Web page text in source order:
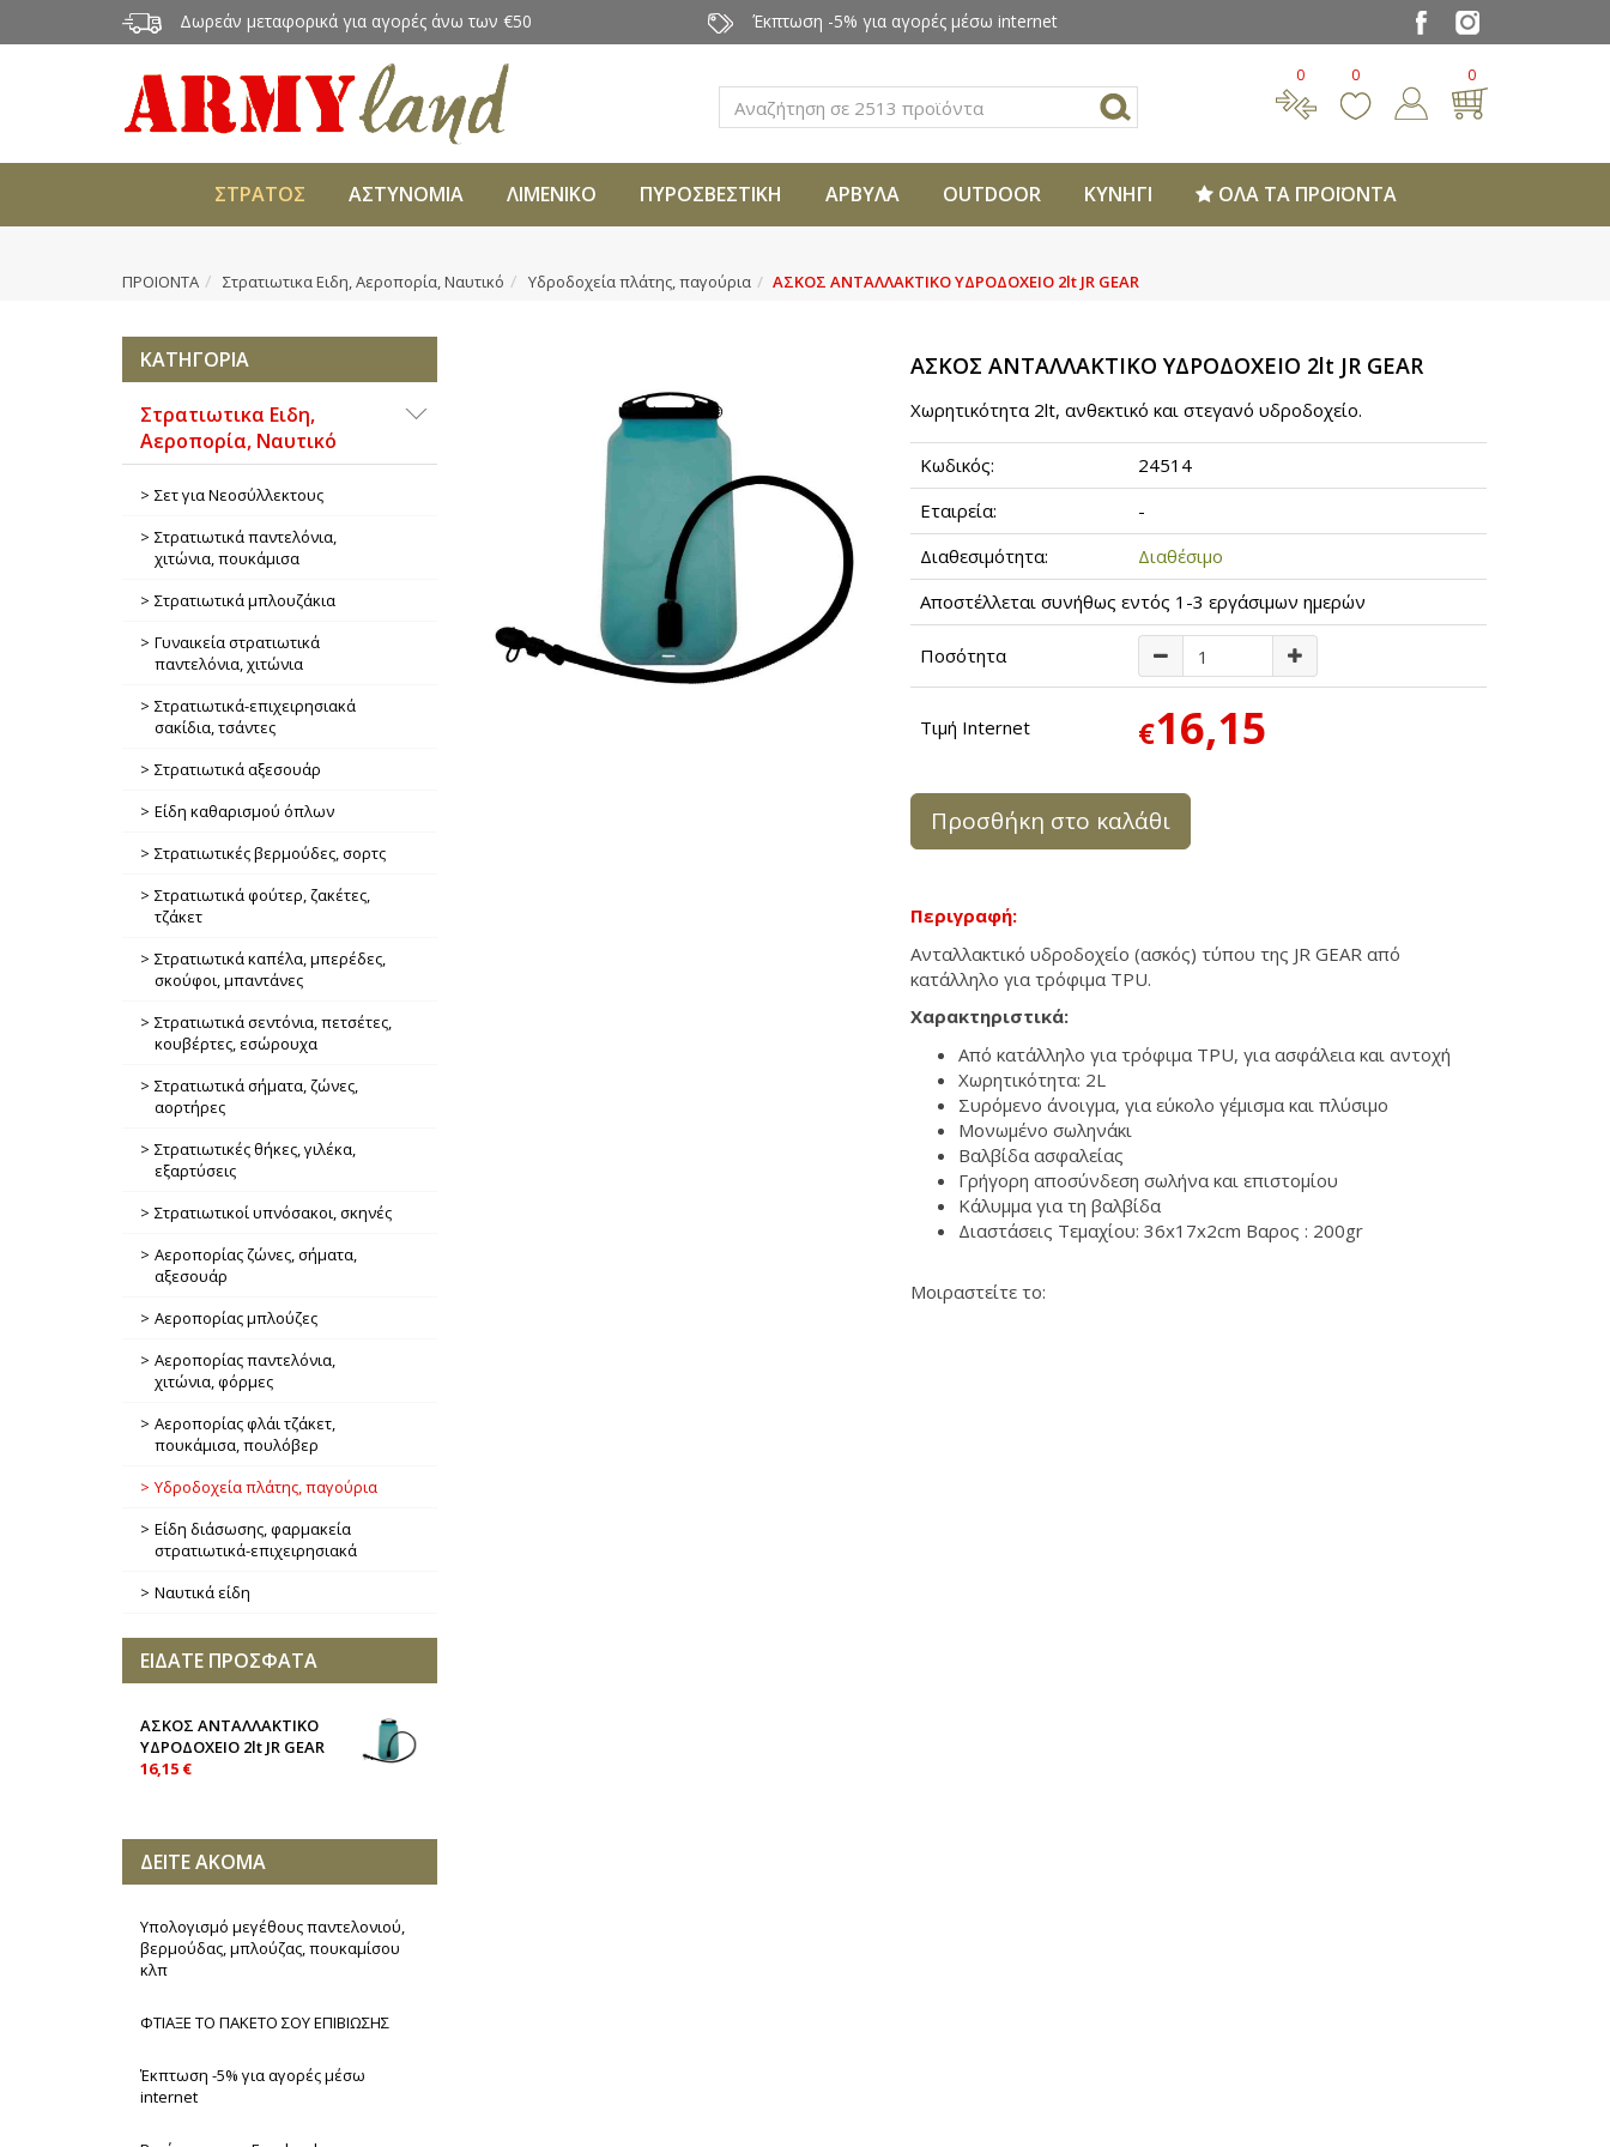
Δωρεάν μεταφορικά για αγορές άνω των €50 Έκπτωση -5% για αγορές μέσω internet
Αναζήτηση
0 0 0
ΣΤΡΑΤΟΣ ΑΣΤΥΝΟΜΙΑ ΛΙΜΕΝΙΚΟ ΠΥΡΟΣΒΕΣΤΙΚΗ ΑΡΒΥΛΑ OUTDOOR ΚΥΝΗΓΙ ΟΛΑ ΤΑ ΠΡΟΪΟΝΤΑ
ΠΡΟΙΟΝΤΑ Στρατιωτικα Ειδη, Αεροπορία, Ναυτικό Υδροδοχεία πλάτης, παγούρια ΑΣΚΟΣ ΑΝΤΑΛΛΑΚΤΙΚΟ ΥΔΡΟΔΟΧΕΙΟ 2lt JR GEAR
ΚΑΤΗΓΟΡΙΑ
Στρατιωτικα Ειδη,
Αεροπορία, Ναυτικό
Σετ για Νεοσύλλεκτους
Στρατιωτικά παντελόνια,
χιτώνια, πουκάμισα
Στρατιωτικά μπλουζάκια
Γυναικεία στρατιωτικά
παντελόνια, χιτώνια
Στρατιωτικά-επιχειρησιακά
σακίδια, τσάντες
Στρατιωτικά αξεσουάρ
Είδη καθαρισμού όπλων
Στρατιωτικές βερμούδες, σορτς
Στρατιωτικά φούτερ, ζακέτες,
τζάκετ
Στρατιωτικά καπέλα, μπερέδες,
σκούφοι, μπαντάνες
Στρατιωτικά σεντόνια, πετσέτες,
κουβέρτες, εσώρουχα
Στρατιωτικά σήματα, ζώνες,
αορτήρες
Στρατιωτικές θήκες, γιλέκα,
εξαρτύσεις
Στρατιωτικοί υπνόσακοι, σκηνές
Αεροπορίας ζώνες, σήματα,
αξεσουάρ
Αεροπορίας μπλούζες
Αεροπορίας παντελόνια,
χιτώνια, φόρμες
Αεροπορίας φλάι τζάκετ,
πουκάμισα, πουλόβερ
Υδροδοχεία πλάτης, παγούρια
Είδη διάσωσης, φαρμακεία
στρατιωτικά-επιχειρησιακά
Ναυτικά είδη
ΕΙΔΑΤΕ ΠΡΟΣΦΑΤΑ
ΑΣΚΟΣ ΑΝΤΑΛΛΑΚΤΙΚΟ
ΥΔΡΟΔΟΧΕΙΟ 2lt JR GEAR
16,15 €
ΔΕΙΤΕ ΑΚΟΜΑ
Υπολογισμό μεγέθους παντελονιού,
βερμούδας, μπλούζας, πουκαμίσου
κλπ
ΦΤΙΑΞΕ ΤΟ ΠΑΚΕΤΟ ΣΟΥ ΕΠΙΒΙΩΣΗΣ
Έκπτωση -5% για αγορές μέσω
internet
ΑΣΚΟΣ ΑΝΤΑΛΛΑΚΤΙΚΟ ΥΔΡΟΔΟΧΕΙΟ 2lt JR GEAR
Xωρητικότητα 2lt, ανθεκτικό και στεγανό υδροδοχείο.
Κωδικός:
24514
Εταιρεία:
-
Διαθεσιμότητα:
Διαθέσιμο
Αποστέλλεται συνήθως εντός 1-3 εργάσιμων ημερών
Ποσότητα
Τιμή Internet €16,15
Προσθήκη στο καλάθι
Περιγραφή:
Ανταλλακτικό υδροδοχείο (ασκός) τύπου της JR GEAR από
κατάλληλο για τρόφιμα TPU.
Χαρακτηριστικά:
Από κατάλληλο για τρόφιμα TPU, για ασφάλεια και αντοχή
Χωρητικότητα: 2L
Συρόμενο άνοιγμα, για εύκολο γέμισμα και πλύσιμο
Μονωμένο σωληνάκι
Βαλβίδα ασφαλείας
Γρήγορη αποσύνδεση σωλήνα και επιστομίου
Κάλυμμα για τη βαλβίδα
Διαστάσεις Τεμαχίου: 36x17x2cm Βαρος : 200gr
Μοιραστείτε το: